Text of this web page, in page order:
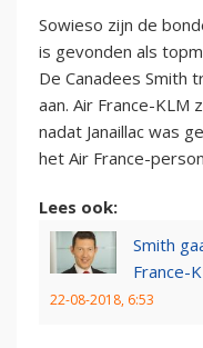
Sowieso zijn de
is gevonden als
De Canadees Smith
aan. Air France-KLM
nadat Janaillac was
het Air France-
Lees ook:
Smith
France-
22-08-2018, 6:53